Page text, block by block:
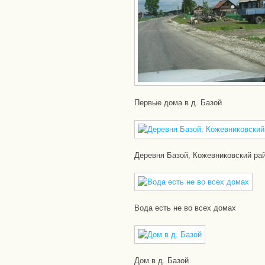
Первые дома в д. Базой
Деревня Базой, Кожевниковский
Вода есть не во всех домах
Дом в д. Базой